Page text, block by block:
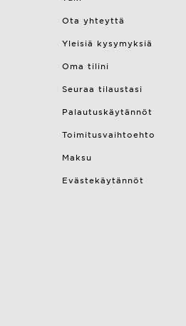
Ota yhteyttä
Yleisiä kysymyksiä
Oma tilini
Seuraa tilaustasi
Palautuskäytännöt
Toimitusvaihtoehto
Maksu
Evästekäytännöt